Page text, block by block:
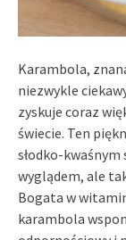
Karambola,
niezwykle
zyskuje coraz
świecie. Ten
słodko-
wyglądem, ale
Bogata w
karambola